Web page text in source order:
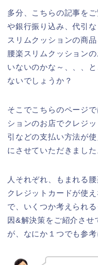
多分、こちらの記事を
や銀行振り込み、代引
スリムクッションの商
腰楽スリムクッション
いないのかな～、、、
ないでしょうか？
そこでこちらのページ
ションのお店でクレジ
引などの支払い方法が
にさせていただきました
人それぞれ、もまれる
クレジットカードが使
で、いくつか考えられ
因&解決策をご紹介さ
が、なにか１つでも参考